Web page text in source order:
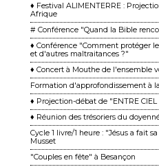
♦ Festival ALIMENTERRE :
Afrique
# Conférence "Quand la Bible
♦ Conférence "Comment protéger
et d'autres maltraitances ?"
♦ Concert à Mouthe de l'ensemble
Formation d'approfondissement à
♦ Projection-débat de "ENTRE
♦ Réunion des trésoriers du
Cycle 1 livre/1 heure : "Jésus a fait
Musset
"Couples en fête" à Besançon